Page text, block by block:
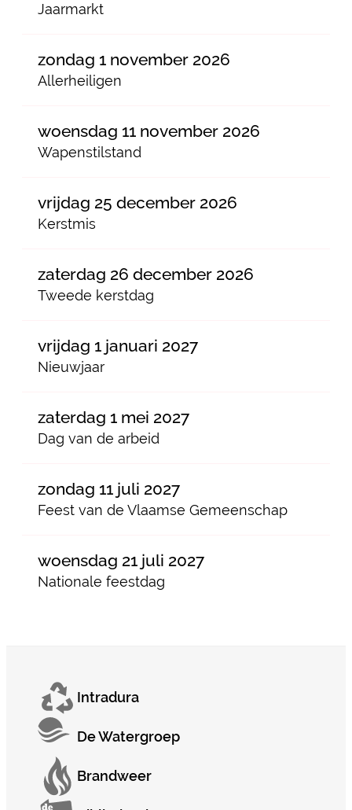
Jaarmarkt
zondag 1 november 2026
Allerheiligen
woensdag 11 november 2026
Wapenstilstand
vrijdag 25 december 2026
Kerstmis
zaterdag 26 december 2026
Tweede kerstdag
vrijdag 1 januari 2027
Nieuwjaar
zaterdag 1 mei 2027
Dag van de arbeid
zondag 11 juli 2027
Feest van de Vlaamse Gemeenschap
woensdag 21 juli 2027
Nationale feestdag
Intradura
De Watergroep
Brandweer